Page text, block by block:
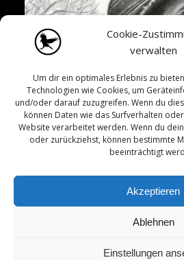
Cookie-
verwalten
Um dir ein optimales Erlebnis zu
Technologien wie Cookies, um
und/oder darauf zuzugreifen. Wenn du
können Daten wie das Surfverhalten
Website verarbeitet werden. Wenn du
oder zurückziehst, können bestimmte
beeinträchtigt
Akzeptieren
Ablehnen
Einstellungen